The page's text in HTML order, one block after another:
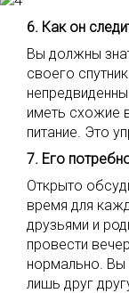
6. Как он
Вы должны
своего
иметь схожие
питание. Это
7. Его
Открыто
время для
друзьями и
провести
нормально. Вы
лишь друг